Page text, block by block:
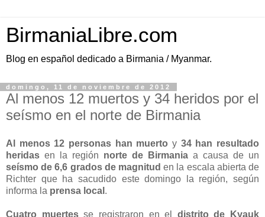
BirmaniaLibre.com
Blog en español dedicado a Birmania / Myanmar.
domingo, 11 de noviembre de 2012
Al menos 12 muertos y 34 heridos por el
seísmo en el norte de Birmania
Al menos 12 personas han muerto y 34 han resultado
heridas en la región norte de Birmania a causa de un
seísmo de 6,6 grados de magnitud en la escala abierta de
Richter que ha sacudido este domingo la región, según
informa la prensa local .
Cuatro muertesse registraron en el distrito de Kyauk